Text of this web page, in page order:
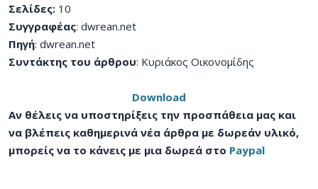
Σελίδες: 10
Συγγραφέας: dwrean.net
Πηγή: dwrean.net
Συντάκτης του άρθρου: Κυριάκος Οικονομίδης
Download
Αν θέλεις να υποστηρίξεις την προσπάθεια μας και
να βλέπεις καθημερινά νέα άρθρα με δωρεάν υλικό,
μπορείς να το κάνεις με μια δωρεά στο Paypal